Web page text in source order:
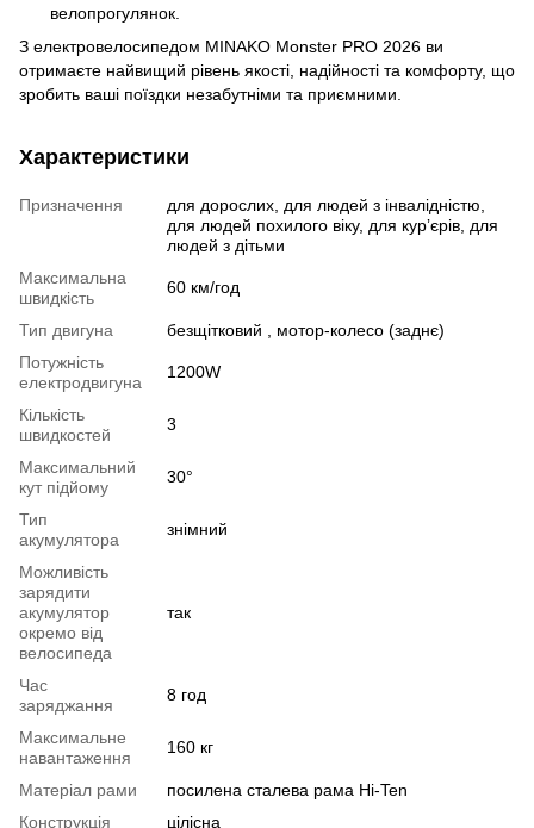
велопрогулянок.
З електровелосипедом MINAKO Monster PRO 2026 ви
отримаєте найвищий рівень якості, надійності та комфорту, що
зробить ваші поїздки незабутніми та приємними.
Характеристики
Призначення
для дорослих, для людей з інвалідністю,
для людей похилого віку, для курʼєрів, для
людей з дітьми
Максимальна
швидкість
60 км/год
Тип двигуна
безщітковий , мотор-колесо (заднє)
Потужність
електродвигуна
1200W
Кількість
швидкостей
3
Максимальний
кут підйому
30°
Тип
акумулятора
знімний
Можливість
зарядити
акумулятор
окремо від
велосипеда
так
Час
заряджання
8 год
Максимальне
навантаження
160 кг
Матеріал рами
посилена сталева рама Hi-Ten
Конструкція
цілісна